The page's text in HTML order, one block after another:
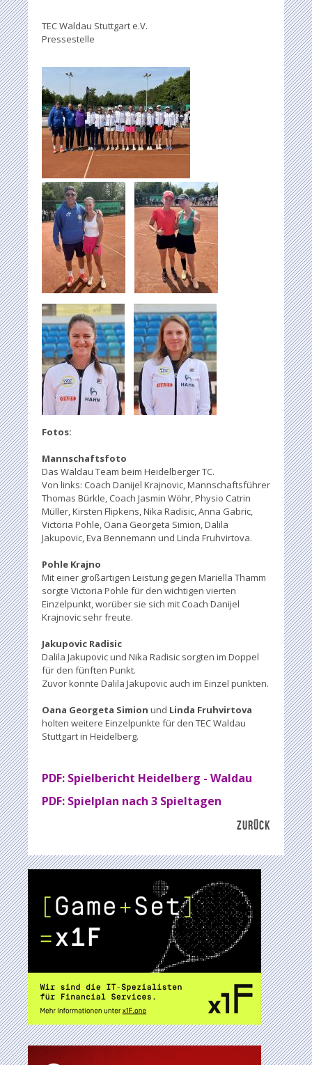
TEC Waldau Stuttgart e.V.
Pressestelle
Fotos:
Mannschaftsfoto
Das Waldau Team beim Heidelberger TC.
Von links: Coach Danijel Krajnovic, Mannschaftsführer
Thomas Bürkle, Coach Jasmin Wöhr, Physio Catrin
Müller, Kirsten Flipkens, Nika Radisic, Anna Gabric,
Victoria Pohle, Oana Georgeta Simion, Dalila
Jakupovic, Eva Bennemann und Linda Fruhvirtova.
Pohle Krajno
Mit einer großartigen Leistung gegen Mariella Thamm
sorgte Victoria Pohle für den wichtigen vierten
Einzelpunkt, worüber sie sich mit Coach Danijel
Krajnovic sehr freute.
Jakupovic Radisic
Dalila Jakupovic und Nika Radisic sorgten im Doppel
für den fünften Punkt.
Zuvor konnte Dalila Jakupovic auch im Einzel punkten.
Oana Georgeta Simion und Linda Fruhvirtova
holten weitere Einzelpunkte für den TEC Waldau
Stuttgart in Heidelberg.
PDF: Spielbericht Heidelberg - Waldau
PDF: Spielplan nach 3 Spieltagen
ZURÜCK